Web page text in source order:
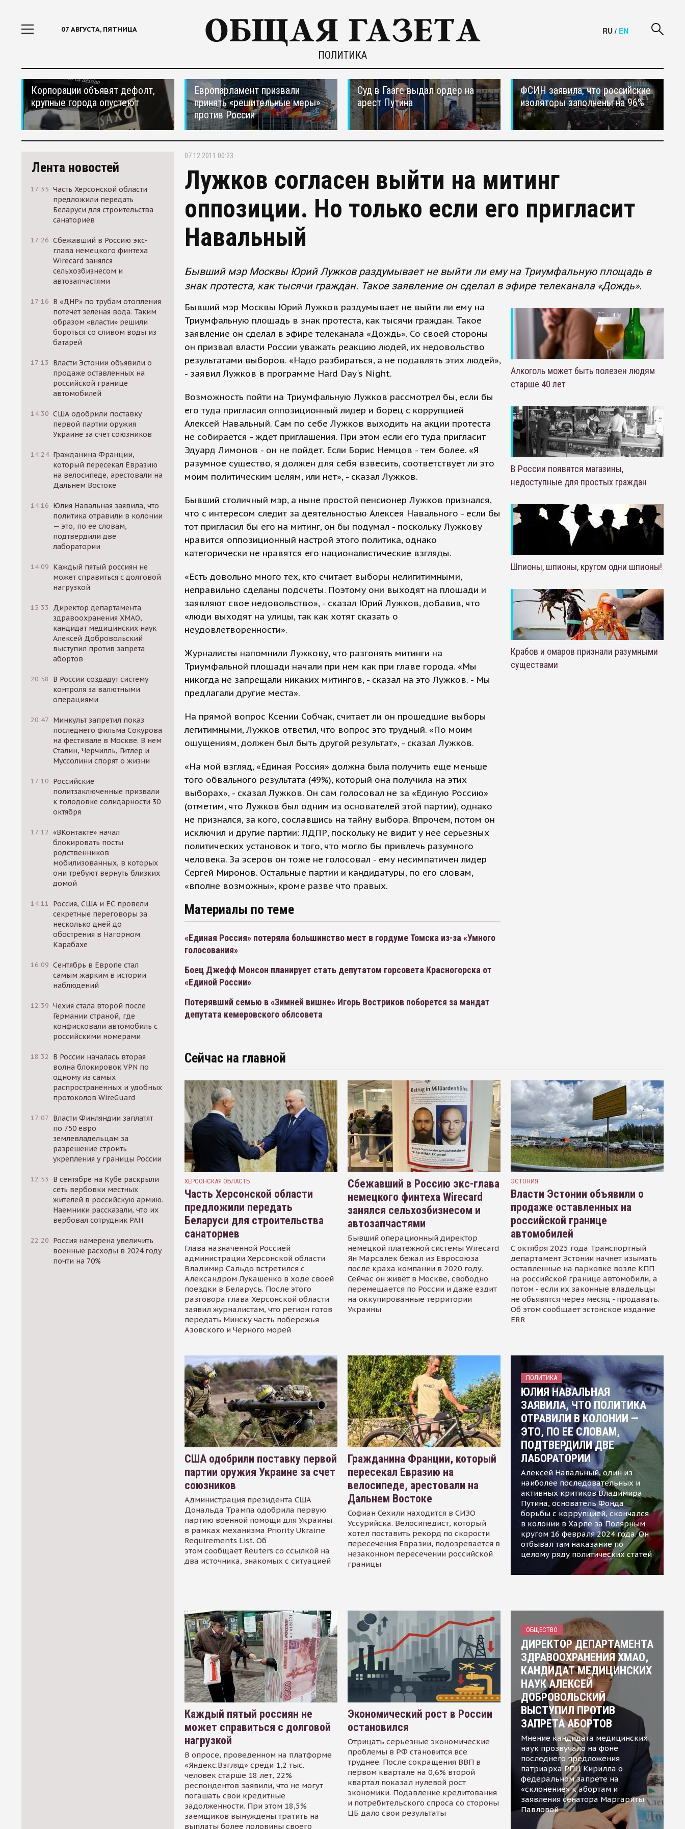
07 АВГУСТА, ПЯТНИЦА
ПОЛИТИКА
RU / EN
Корпорации объявят дефолт,
крупные города опустеют
Европарламент призвали
принять «решительные меры»
против России
Суд в Гааге выдал ордер на
арест Путина
ФСИН заявила, что российские
изоляторы заполнены на 96%
Лента новостей
17:35 Часть Херсонской области
предложили передать
Беларуси для строительства
санаториев
17:26 Сбежавший в Россию экс-
глава немецкого финтеха
Wirecard занялся
сельхозбизнесом и
автозапчастями
17:16 В «ДНР» по трубам отопления
потечет зеленая вода. Таким
образом «власти» решили
бороться со сливом воды из
батарей
17:13
Власти Эстонии объявили о
продаже оставленных на
российской границе
автомобилей
14:30 США одобрили поставку
первой партии оружия
Украине за счет союзников
14:24 Гражданина Франции,
который пересекал Евразию
на велосипеде, арестовали на
Дальнем Востоке
14:16 Юлия Навальная заявила, что
политика отравили в колонии
— это, по ее словам,
подтвердили две
лаборатории
14:09 Каждый пятый россиян не
может справиться с долговой
нагрузкой
15:33
Директор департамента
здравоохранения ХМАО,
кандидат медицинских наук
Алексей Добровольский
выступил против запрета
абортов
20:58
В России создадут систему
контроля за валютными
операциями
20:47 Минкульт запретил показ
последнего фильма Сокурова
на фестивале в Москве. В нем
Сталин, Черчилль, Гитлер и
Муссолини спорят о жизни
17:10 Российские
политзаключенные призвали
к голодовке солидарности 30
октября
17:12 «ВКонтакте» начал
блокировать посты
родственников
мобилизованных, в которых
они требуют вернуть близких
домой
14:11
Россия, США и ЕС провели
секретные переговоры за
несколько дней до
обострения в Нагорном
Карабахе
16:09 Сентябрь в Европе стал
самым жарким в истории
наблюдений
12:39 Чехия стала второй после
Германии страной, где
конфисковали автомобиль с
российскими номерами
18:32
В России началась вторая
волна блокировок VPN по
одному из самых
распространенных и удобных
протоколов WireGuard
17:07 Власти Финляндии заплатят
по 750 евро
землевладельцам за
разрешение строить
укрепления у границы России
12:53
В сентябре на Кубе раскрыли
сеть вербовки местных
жителей в российскую армию.
Наемники рассказали, что их
вербовал сотрудник РАН
22:20 Россия намерена увеличить
военные расходы в 2024 году
почти на 70%
07.12.2011 00:23
Лужков согласен выйти на митинг
оппозиции. Но только если его пригласит
Навальный
Бывший мэр Москвы Юрий Лужков раздумывает не выйти ли ему на Триумфальную площадь в
знак протеста, как тысячи граждан. Такое заявление он сделал в эфире телеканала «Дождь».
Бывший мэр Москвы Юрий Лужков раздумывает не выйти ли ему на
Триумфальную площадь в знак протеста, как тысячи граждан. Такое
заявление он сделал в эфире телеканала «Дождь». Со своей стороны
он призвал власти России уважать реакцию людей, их недовольство
результатами выборов. «Надо разбираться, а не подавлять этих людей»,
- заявил Лужков в программе Hard Day's Night.
Возможность пойти на Триумфальную Лужков рассмотрел бы, если бы
его туда пригласил оппозиционный лидер и борец с коррупцией
Алексей Навальный. Сам по себе Лужков выходить на акции протеста
не собирается - ждет приглашения. При этом если его туда пригласит
Эдуард Лимонов - он не пойдет. Если Борис Немцов - тем более. «Я
разумное существо, я должен для себя взвесить, соответствует ли это
моим политическим целям, или нет», - сказал Лужков.
Бывший столичный мэр, а ныне простой пенсионер Лужков признался,
что с интересом следит за деятельностью Алексея Навального - если бы
тот пригласил бы его на митинг, он бы подумал - поскольку Лужкову
нравится оппозиционный настрой этого политика, однако
категорически не нравятся его националистические взгляды.
«Есть довольно много тех, кто считает выборы нелигитимными,
неправильно сделаны подсчеты. Поэтому они выходят на площади и
заявляют свое недовольство», - сказал Юрий Лужков, добавив, что
«люди выходят на улицы, так как хотят сказать о
неудовлетворенности».
Журналисты напомнили Лужкову, что разгонять митинги на
Триумфальной площади начали при нем как при главе города. «Мы
никогда не запрещали никаких митингов, - сказал на это Лужков. - Мы
предлагали другие места».
На прямой вопрос Ксении Собчак, считает ли он прошедшие выборы
легитимными, Лужков ответил, что вопрос это трудный. «По моим
ощущениям, должен был быть другой результат», - сказал Лужков.
«На мой взгляд, «Единая Россия» должна была получить еще меньше
того обвального результата (49%), который она получила на этих
выборах», - сказал Лужков. Он сам голосовал не за «Единую Россию»
(отметим, что Лужков был одним из основателей этой партии), однако
не признался, за кого, сославшись на тайну выбора. Впрочем, потом он
исключил и другие партии: ЛДПР, поскольку не видит у нее серьезных
политических установок и того, что могло бы привлечь разумного
человека. За эсеров он тоже не голосовал - ему несимпатичен лидер
Сергей Миронов. Остальные партии и кандидатуры, по его словам,
«вполне возможны», кроме разве что правых.
Материалы по теме
«Единая Россия» потеряла большинство мест в гордуме Томска из-за «Умного
голосования»
Боец Джефф Монсон планирует стать депутатом горсовета Красногорска от
«Единой России»
Потерявший семью в «Зимней вишне» Игорь Востриков поборется за мандат
депутата кемеровского облсовета
Алкоголь может быть полезен людям
старше 40 лет
В России появятся магазины,
недоступные для простых граждан
Шпионы, шпионы, кругом одни шпионы!
Крабов и омаров признали разумными
существами
Сейчас на главной
ХЕРСОНСКАЯ ОБЛАСТЬ
Часть Херсонской области
предложили передать
Беларуси для строительства
санаториев
Глава назначенной Россией
администрации Херсонской области
Владимир Сальдо встретился с
Александром Лукашенко в ходе своей
поездки в Беларусь. После этого
разговора глава Херсонской области
заявил журналистам, что регион готов
передать Минску часть побережья
Азовского и Черного морей
Сбежавший в Россию экс-глава
немецкого финтеха Wirecard
занялся сельхозбизнесом и
автозапчастями
Бывший операционный директор
немецкой платёжной системы Wirecard
Ян Марсалек бежал из Евросоюза
после краха компании в 2020 году.
Сейчас он живёт в Москве, свободно
перемещается по России и даже ездит
на оккупированные территории
Украины
ЭСТОНИЯ
Власти Эстонии объявили о
продаже оставленных на
российской границе
автомобилей
С октября 2025 года Транспортный
департамент Эстонии начнет изымать
оставленные на парковке возле КПП
на российской границе автомобили, а
потом - если их законные владельцы
не объявятся через месяц - продавать.
Об этом сообщает эстонское издание
ERR
США одобрили поставку первой
партии оружия Украине за счет
союзников
Администрация президента США
Дональда Трампа одобрила первую
партию военной помощи для Украины
в рамках механизма Priority Ukraine
Requirements List. Об
этом сообщает Reuters со ссылкой на
два источника, знакомых с ситуацией
Гражданина Франции, который
пересекал Евразию на
велосипеде, арестовали на
Дальнем Востоке
Софиан Сехили находится в СИЗО
Уссурийска. Велосипедист, который
хотел поставить рекорд по скорости
пересечения Евразии, подозревается в
незаконном пересечении российской
границы
ПОЛИТИКА
ЮЛИЯ НАВАЛЬНАЯ
ЗАЯВИЛА, ЧТО ПОЛИТИКА
ОТРАВИЛИ В КОЛОНИИ —
ЭТО, ПО ЕЕ СЛОВАМ,
ПОДТВЕРДИЛИ ДВЕ
ЛАБОРАТОРИИ
Алексей Навальный, один из
наиболее последовательных и
активных критиков Владимира
Путина, основатель Фонда
борьбы с коррупцией, скончался
в колонии в Харпе за Полярным
кругом 16 февраля 2024 года. Он
отбывал там наказание по
целому ряду политических статей
Каждый пятый россиян не
может справиться с долговой
нагрузкой
В опросе, проведенном на платформе
«Яндекс.Взгляд» среди 1,2 тыс.
человек старше 18 лет, 22%
респондентов заявили, что не могут
погашать свои кредитные
задолженности. При этом 18,5%
заемщиков вынуждены тратить на
выплаты более половины своего
Экономический рост в России
остановился
Отрицать серьезные экономические
проблемы в РФ становится все
труднее. После сокращения ВВП в
первом квартале на 0,6% второй
квартал показал нулевой рост
экономики. Подавление кредитования
и потребительского спроса со стороны
ЦБ дало свои результаты
ОБЩЕСТВО
ДИРЕКТОР ДЕПАРТАМЕНТА
ЗДРАВООХРАНЕНИЯ ХМАО,
КАНДИДАТ МЕДИЦИНСКИХ
НАУК АЛЕКСЕЙ
ДОБРОВОЛЬСКИЙ
ВЫСТУПИЛ ПРОТИВ
ЗАПРЕТА АБОРТОВ
Мнение кандидата медицинских
наук прозвучало на фоне
последнего предложения
патриарха РПЦ Кирилла о
федеральном запрете на
«склонение» к абортам и
заявления сенатора Маргариты
Павловой